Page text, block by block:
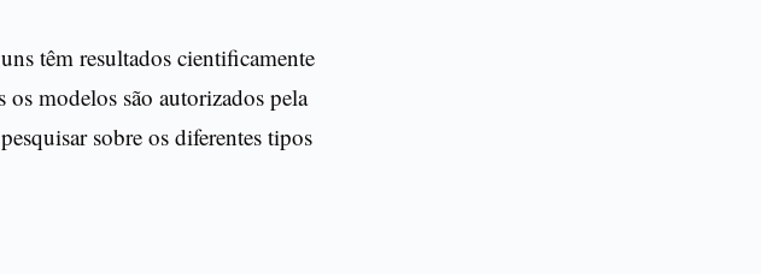
têm resultados cientificamente
modelos são autorizados pela
sobre os diferentes tipos